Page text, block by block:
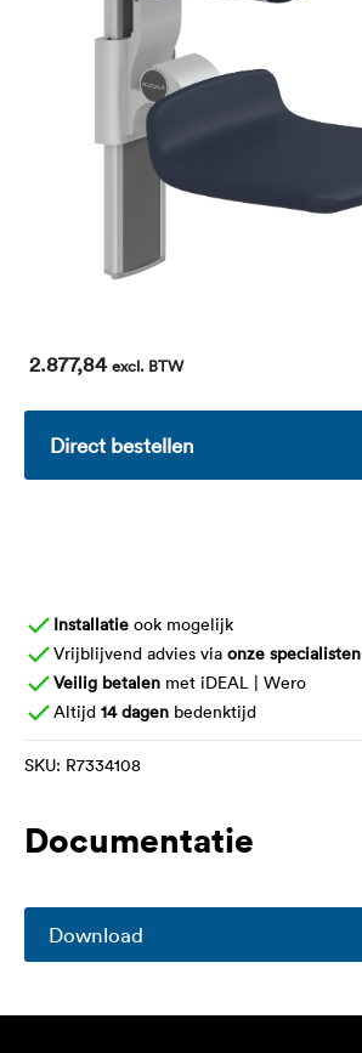
2.877,84 excl. BTW
Direct bestellen
Installatie ook mogelijk
Vrijblijvend advies via onze specialisten
Veilig betalen met iDEAL | Wero
Altijd 14 dagen bedenktijd
SKU: R7334108
Documentatie
Download